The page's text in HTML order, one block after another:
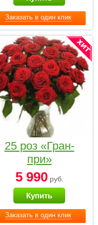
Заказать в один клик
Заказать в один клик
25 роз «Гран-
при»
5 990руб.
Купить